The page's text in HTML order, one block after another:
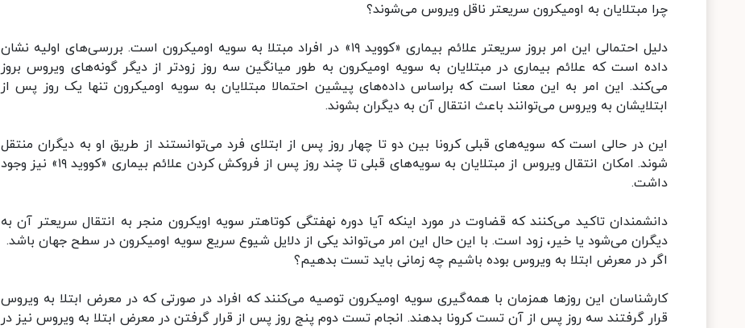
چرا مبتلایان به اومیکرون سریعتر ناقل ویروس می‌شوند؟
دلیل احتمالی این امر بروز سریعتر علائم بیماری «کووید ۱۹» در افراد مبتلا به سویه اومیکرون است. بررسی‌های اولیه نشان
داده است که علائم بیماری در مبتلایان به سویه اومیکرون به طور میانگین سه روز زودتر از دیگر گونه‌های ویروس بروز
می‌کند. این امر به این معنا است که براساس داده‌های پیشین احتمالا مبتلایان به سویه اومیکرون تنها یک روز پس از
ابتلایشان به ویروس می‌توانند باعث انتقال آن به دیگران بشوند.
این در حالی است که سویه‌های قبلی کرونا بین دو تا چهار روز پس از ابتلای فرد می‌توانستند از طریق او به دیگران منتقل
شوند. امکان انتقال ویروس از مبتلایان به سویه‌های قبلی تا چند روز پس از فروکش کردن علائم بیماری «کووید ۱۹» نیز وجود
داشت.
دانشمندان تاکید می‌کنند که قضاوت در مورد اینکه آیا دوره نهفتگی کوتاهتر سویه اویکرون منجر به انتقال سریعتر آن به
دیگران می‌شود یا خیر، زود است. با این حال این امر می‌تواند یکی از دلایل شیوع سریع سویه اومیکرون در سطح جهان باشد.
اگر در معرض ابتلا به ویروس بوده باشیم چه زمانی باید تست بدهیم؟
کارشناسان این روزها همزمان با همه‌گیری سویه اومیکرون توصیه می‌کنند که افراد در صورتی که در معرض ابتلا به ویروس
قرار گرفتند سه روز پس از آن تست کرونا بدهند. انجام تست دوم پنج روز پس از قرار گرفتن در معرض ابتلا به ویروس نیز در